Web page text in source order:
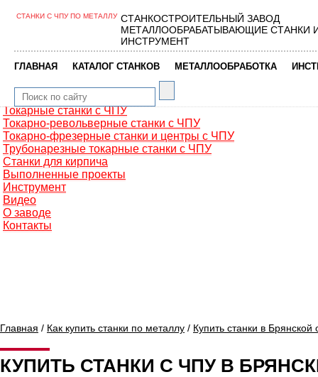
Главная
Фрезерные обрабатывающие центры
Сверлильно-фрезерные станки
Промышленные роботы манипуляторы
Токарные автоматы с ЧПУ
Токарные станки с ЧПУ
Токарно-револьверные станки с ЧПУ
Токарно-фрезерные станки и центры с ЧПУ
Трубонарезные токарные станки с ЧПУ
Станки для кирпича
Выполненные проекты
Инструмент
Видео
О заводе
Контакты
СТАНКИ С ЧПУ ПО МЕТАЛЛУ СТАНКОСТРОИТЕЛЬНЫЙ ЗАВОД
МЕТАЛЛООБРАБАТЫВАЮЩИЕ СТАНКИ
ИНСТРУМЕНТ
ГЛАВНАЯ КАТАЛОГ СТАНКОВ МЕТАЛЛООБРАБОТКА
Главная / Как купить станки по металлу / Купить станки в Брянской
КУПИТЬ СТАНКИ С ЧПУ В